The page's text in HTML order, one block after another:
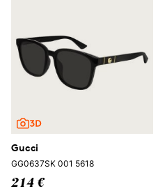
Gucci
GG0637SK 001 5618
214 €